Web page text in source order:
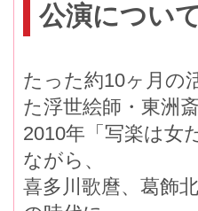
公演につい
たった約10ヶ月の
た浮世絵師・東洲斎
2010年「写楽は女
ながら、
喜多川歌麿、葛飾